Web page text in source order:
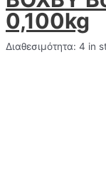
0,100kg
Διαθεσιμότητα: 4 in